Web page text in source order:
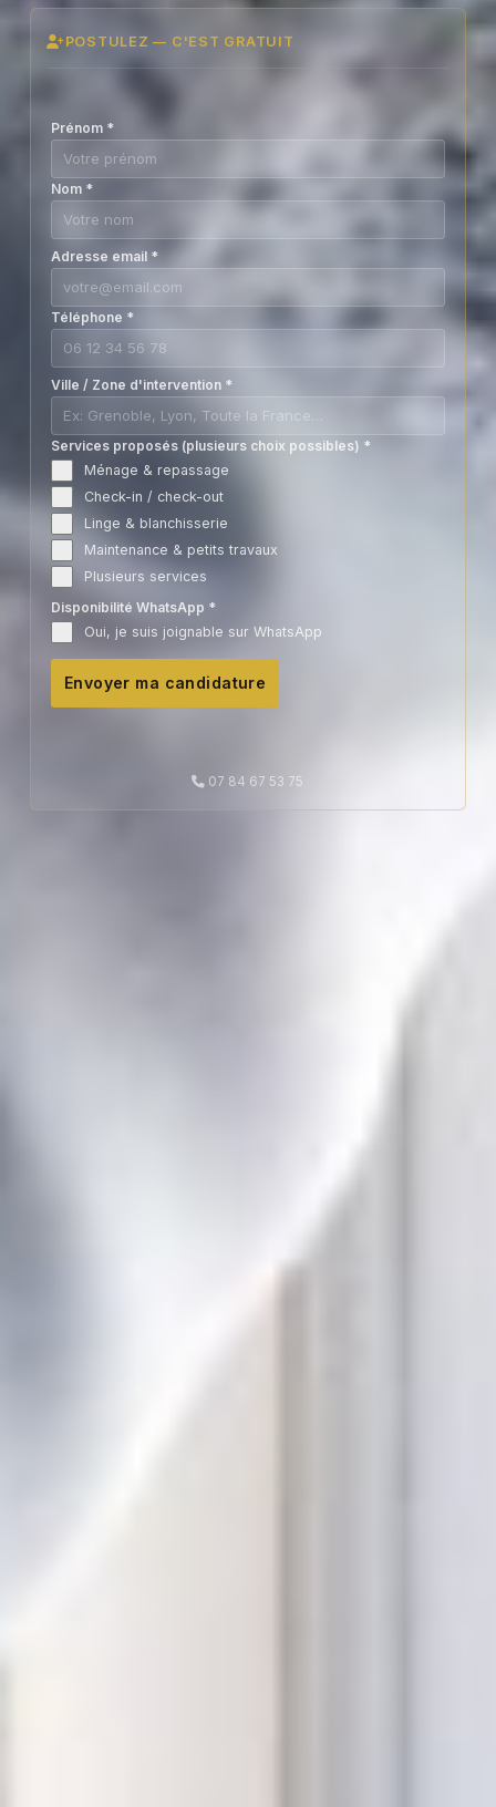
POSTULEZ — C'EST GRATUIT
Prénom *
Nom *
Adresse email *
Téléphone *
Ville / Zone d'intervention *
Services proposés (plusieurs choix possibles) *
Ménage & repassage
Check-in / check-out
Linge & blanchisserie
Maintenance & petits travaux
Plusieurs services
Disponibilité WhatsApp *
Oui, je suis joignable sur WhatsApp
Envoyer ma candidature
07 84 67 53 75